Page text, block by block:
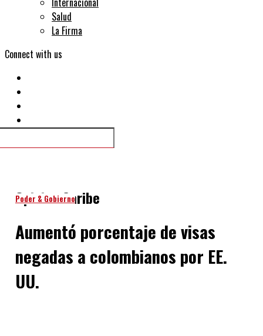
Salud
La Firma
Connect with us
Opinion Caribe
Poder & Gobierno
Aumentó porcentaje de visas
negadas a colombianos por EE.
UU.